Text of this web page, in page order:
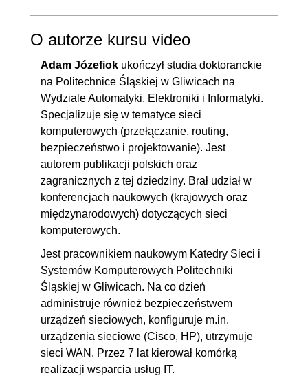
za pomocą arpspoof
2.12. Nasłuchiwanie żądań
HTTP za pomocą urlsnarf
00:02:23
2.13. Szybka analiza pakietów
za pomocą tshark
00:05:52
2.14. Działanie grep i tshark
podczas analizy
przechwyconych danych
2.15. Narzędzie Nmap -
wprowadzenie i proste
komendy
2.16. Wykorzystanie narzędzia
Nmap w systemie Kali Linux cz.
2.17. Wykorzystanie narzędzia
Nmap w systemie Kali Linux cz.
00:10:06
dla zarządów, IT i
O autorze kursu video
Adam Józefiok ukończył studia doktoranckie
na Politechnice Śląskiej w Gliwicach na
Wydziale Automatyki, Elektroniki i Informatyki.
Specjalizuje się w tematyce sieci
komputerowych (przełączanie, routing,
bezpieczeństwo i projektowanie). Jest
autorem publikacji polskich oraz
zagranicznych z tej dziedziny. Brał udział w
konferencjach naukowych (krajowych oraz
międzynarodowych) dotyczących sieci
komputerowych.
Jest pracownikiem naukowym Katedry Sieci i
Systemów Komputerowych Politechniki
Śląskiej w Gliwicach. Na co dzień
administruje również bezpieczeństwem
urządzeń sieciowych, konfiguruje m.in.
urządzenia sieciowe (Cisco, HP), utrzymuje
sieci WAN. Przez 7 lat kierował komórką
realizacji wsparcia usług IT.